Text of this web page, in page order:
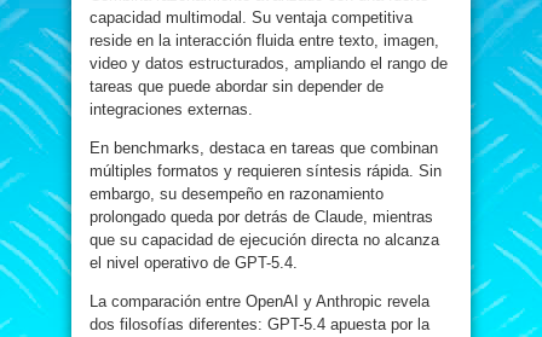
capacidad multimodal. Su ventaja competitiva
reside en la interacción fluida entre texto, imagen,
video y datos estructurados, ampliando el rango de
tareas que puede abordar sin depender de
integraciones externas.
En benchmarks, destaca en tareas que combinan
múltiples formatos y requieren síntesis rápida. Sin
embargo, su desempeño en razonamiento
prolongado queda por detrás de Claude, mientras
que su capacidad de ejecución directa no alcanza
el nivel operativo de GPT-5.4.
La comparación entre OpenAI y Anthropic revela
dos filosofías diferentes: GPT-5.4 apuesta por la